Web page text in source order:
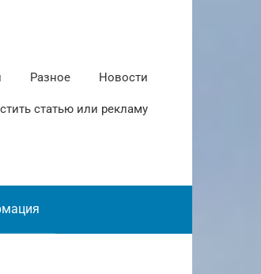
Разное Новости
статью или рекламу